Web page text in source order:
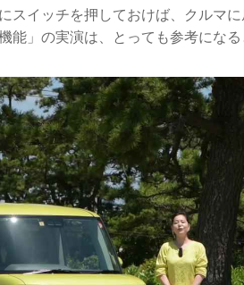
スイッチを押しておけば、クルマ
能」の実演は、とっても参考にな